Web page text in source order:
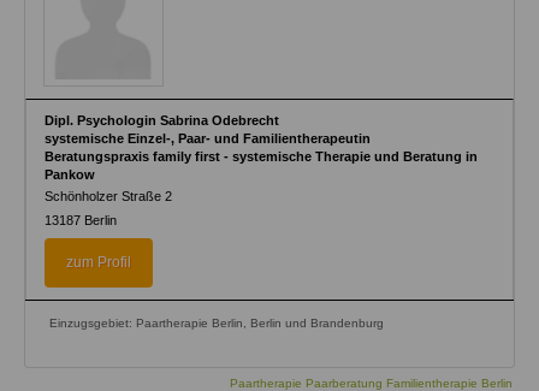
Dipl. Psychologin Sabrina Odebrecht
systemische Einzel-, Paar- und Familientherapeutin
Beratungspraxis family first - systemische Therapie und Beratung in
Pankow
Schönholzer Straße 2
13187 Berlin
zum Profil
Einzugsgebiet: Paartherapie Berlin, Berlin und Brandenburg
Paartherapie Paarberatung Familientherapie Berlin